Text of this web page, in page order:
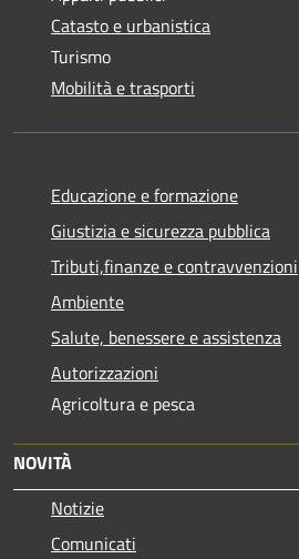
Catasto e urbanistica
Turismo
Mobilità e trasporti
Educazione e formazione
Giustizia e sicurezza pubblica
Tributi,finanze e contravvenzioni
Ambiente
Salute, benessere e assistenza
Autorizzazioni
Agricoltura e pesca
NOVITÀ
Notizie
Comunicati